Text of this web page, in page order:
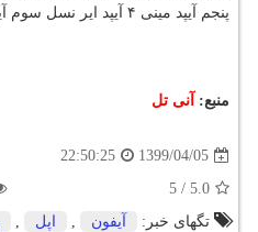
پنجم آیپد مینی ۴ آیپد ایر نسل سوم آیپد ایر ۲
منبع: آنی تل
1399/04/05
22:50:25
5.0
/
5
تگهای خبر:
آیفون , اپل ,